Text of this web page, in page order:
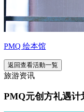
PMQ 绘本馆
返回查看活動一覧
旅游资讯
PMQ元创方礼遇计